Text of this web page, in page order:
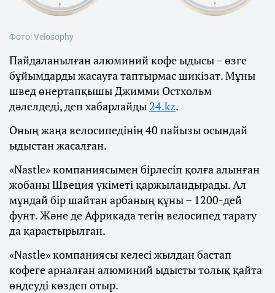
Фото: Velosophy
Пайдаланылған алюминий кофе ыдысы – өзге
бұйымдарды жасауға таптырмас шикізат. Мұны
швед өнертапқышы Джимми Остхольм
дәлелдеді, деп хабарлайды 24.kz.
Оның жаңа велосипедінің 40 пайызы осындай
ыдыстан жасалған.
«Nastle» компаниясымен бірлесіп қолға алынған
жобаны Швеция үкіметі қаржыландырады. Ал
мұндай бір шайтан арбаның құны – 1200-дей
фунт. Және де Африкада тегін велосипед тарату
да қарастырылған.
«Nastle» компаниясы келесі жылдан бастап
кофеге арналған алюминий ыдысты толық қайта
өңдеуді көздеп отыр.